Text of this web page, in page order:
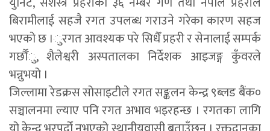
बिरामीलाई सहजै रगत उपलब्ध गराउने गरेका कारण सहज
भएको छ ।ुरगत आवश्यक परे सिधैँ प्रहरी र सेनालाई सम्पर्क
गर्छौँु, शैलेश्वरी अस्पतालका निर्देशक आइजङ्ग कुँवरले
भन्नुभयो ।
जिल्लामा रेडक्रस सोसाइटीले रगत सङ्कलन केन्द्र ९ब्लड बैंक०
सञ्चालनमा ल्याए पनि रगत अभाव भइरहन्छ । रगतका लागि